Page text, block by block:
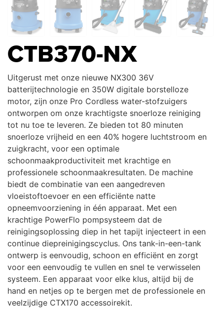
CTB370-NX
Uitgerust met onze nieuwe NX300 36V
batterijtechnologie en 350W digitale borstelloze
motor, zijn onze Pro Cordless water-stofzuigers
ontworpen om onze krachtigste snoerloze reiniging
tot nu toe te leveren. Ze bieden tot 80 minuten
snoerloze vrijheid en een 40% hogere luchtstroom en
zuigkracht, voor een optimale
schoonmaakproductiviteit met krachtige en
professionele schoonmaakresultaten. De machine
biedt de combinatie van een aangedreven
vloeistoftoevoer en een efficiënte natte
opneemvoorziening in één apparaat. Met een
krachtige PowerFlo pompsysteem dat de
reinigingsoplossing diep in het tapijt injecteert in een
continue diepreinigingscyclus. Ons tank-in-een-tank
ontwerp is eenvoudig, schoon en efficiënt en zorgt
voor een eenvoudig te vullen en snel te verwisselen
systeem. Een apparaat voor elke klus, altijd bij de
hand en netjes op te bergen met de professionele en
veelzijdige CTX170 accessoirekit.